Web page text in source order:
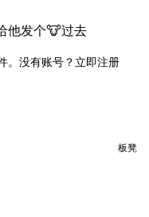
他发个🐮过去
。没有账号？ 立即注册
板凳